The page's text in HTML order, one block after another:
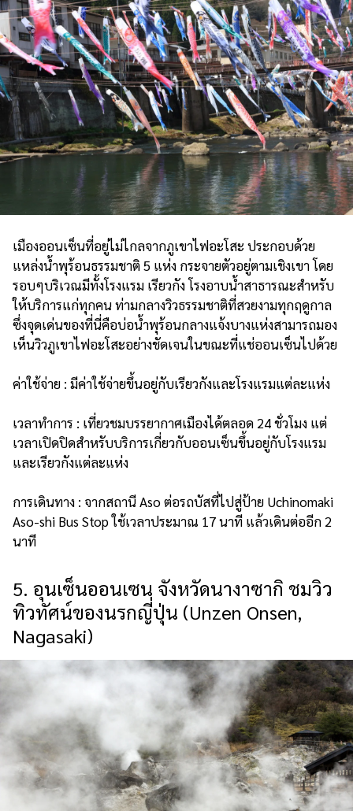
เมืองออนเซ็นที่อยู่ไม่ไกลจากภูเขาไฟอะโสะ ประกอบด้วย
แหล่งน้ำพุร้อนธรรมชาติ 5 แห่ง กระจายตัวอยู่ตามเชิงเขา โดย
รอบๆบริเวณมีทั้งโรงแรม เรียวกัง โรงอาบน้ำสาธารณะสำหรับ
ให้บริการแก่ทุกคน ท่ามกลางวิวธรรมชาติที่สวยงามทุกฤดูกาล
ซึ่งจุดเด่นของที่นี่คือบ่อน้ำพุร้อนกลางแจ้งบางแห่งสามารถมอง
เห็นวิวภูเขาไฟอะโสะอย่างชัดเจนในขณะที่แช่ออนเซ็นไปด้วย
ค่าใช้จ่าย : มีค่าใช้จ่ายขึ้นอยู่กับเรียวกังและโรงแรมแต่ละแห่ง
เวลาทำการ : เที่ยวชมบรรยากาศเมืองได้ตลอด 24 ชั่วโมง แต่
เวลาเปิดปิดสำหรับบริการเกี่ยวกับออนเซ็นขึ้นอยู่กับโรงแรม
และเรียวกังแต่ละแห่ง
การเดินทาง : จากสถานี Aso ต่อรถบัสที่ไปสู่ป้าย Uchinomaki
Aso-shi Bus Stop ใช้เวลาประมาณ 17 นาที แล้วเดินต่ออีก 2
นาที
5. อุนเซ็นออนเซน จังหวัดนางาซากิ ชมวิว
ทิวทัศน์ของนรกญี่ปุ่น (Unzen Onsen,
Nagasaki)